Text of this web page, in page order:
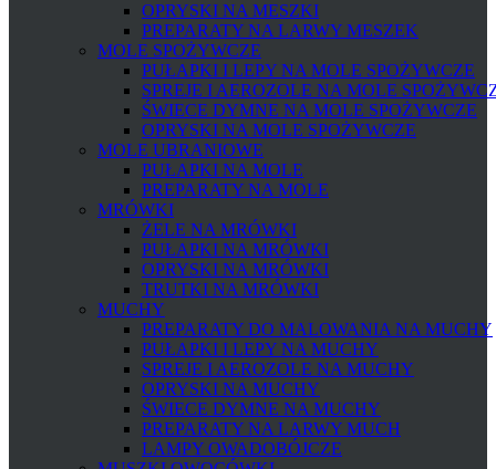
OPRYSKI NA MESZKI
PREPARATY NA LARWY MESZEK
MOLE SPOŻYWCZE
PUŁAPKI I LEPY NA MOLE SPOŻYWCZE
SPREJE I AEROZOLE NA MOLE
ŚWIECE DYMNE NA MOLE SPOŻYWCZE
OPRYSKI NA MOLE SPOŻYWCZE
MOLE UBRANIOWE
PUŁAPKI NA MOLE
PREPARATY NA MOLE
MRÓWKI
ŻELE NA MRÓWKI
PUŁAPKI NA MRÓWKI
OPRYSKI NA MRÓWKI
TRUTKI NA MRÓWKI
MUCHY
PREPARATY DO MALOWANIA NA MUCHY
PUŁAPKI I LEPY NA MUCHY
SPREJE I AEROZOLE NA MUCHY
OPRYSKI NA MUCHY
ŚWIECE DYMNE NA MUCHY
PREPARATY NA LARWY MUCH
LAMPY OWADOBÓJCZE